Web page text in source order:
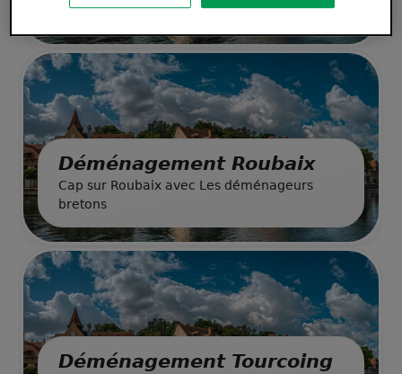
bretons
Déménagement Roubaix
Cap sur Roubaix avec Les déménageurs
bretons
Déménagement Tourcoing